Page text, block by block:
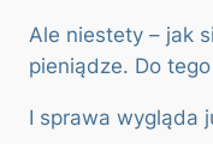
Ale niestety – jak
pieniądze. Do
I sprawa wygląda